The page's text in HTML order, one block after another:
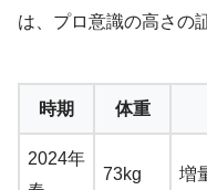
は、プロ意識の高さの
時期 体重
2024年
73kg 増